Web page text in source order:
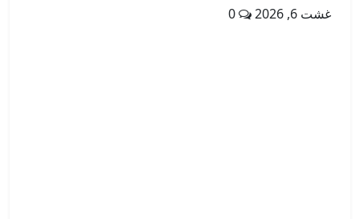
غشت 6, 2026 0